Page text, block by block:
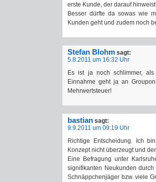
erste Kunde, der darauf
Besser dürfte da sowas wie
Kunden geht und zudem noch
Stefan Blohm sagt:
5.8.2011 um 16:32 Uhr
Es ist ja noch schlimmer,
Einnahme geht ja an
Mehrwertsteuer!
bastian sagt:
9.9.2011 um 09:19 Uhr
Richtige Entscheidung. Ich
Konzept nicht überzeugt und
Eine Befragung unter
signifikanten Neukunden
Schnäppchenjäger bzw. viele